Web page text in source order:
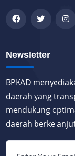
Newsletter
BPKAD
daerah yang
mendukung
daerah